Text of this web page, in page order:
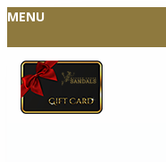
MENU